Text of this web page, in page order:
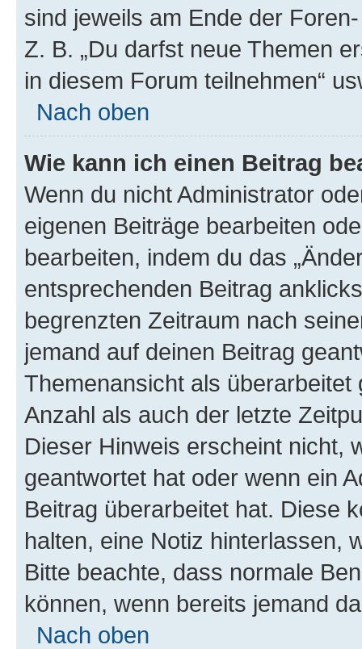
sind jeweils am Ende der
Z. B. „Du darfst neue Themen
in diesem Forum teilnehmen“
Nach oben
Wie kann ich einen Beitrag
Wenn du nicht Administrator
eigenen Beiträge bearbeiten
bearbeiten, indem du das
entsprechenden Beitrag
begrenzten Zeitraum nach
jemand auf deinen Beitrag
Themenansicht als
Anzahl als auch der letzte
Dieser Hinweis erscheint nicht,
geantwortet hat oder wenn ein
Beitrag überarbeitet hat. Diese
halten, eine Notiz hinterlassen,
Bitte beachte, dass normale
können, wenn bereits jemand
Nach oben